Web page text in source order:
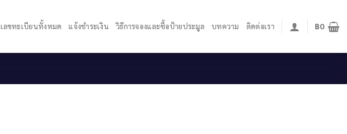
เลขทะเบียนทั้งหมด แจ้งชำระเงิน วิธีการจองและซื้อป้ายประมูล บทความ ติดต่อเรา ฿0